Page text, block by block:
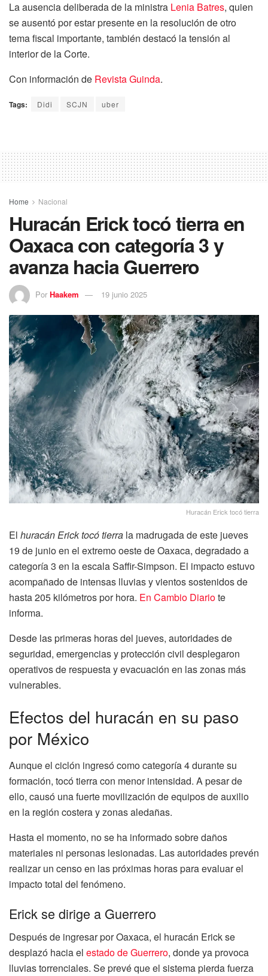
La ausencia deliberada de la ministra Lenia Batres, quien
se ausentó por estar presente en la resolución de otro
tema fiscal importante, también destacó la tensión al
interior de la Corte.
Con información de Revista Guinda.
Tags: Didi SCJN uber
Home Nacional
Huracán Erick tocó tierra en
Oaxaca con categoría 3 y
avanza hacia Guerrero
Por Haakem 19 junio 2025
Huracán Erick tocó tierra
El huracán Erick tocó tierra la madrugada de este jueves
19 de junio en el extremo oeste de Oaxaca, degradado a
categoría 3 en la escala Saffir-Simpson. El impacto estuvo
acompañado de intensas lluvias y vientos sostenidos de
hasta 205 kilómetros por hora. En Cambio Diariote
informa.
Desde las primeras horas del jueves, autoridades de
seguridad, emergencias y protección civil desplegaron
operativos de respuesta y evacuación en las zonas más
vulnerables.
Efectos del huracán en su paso
por México
Aunque el ciclón ingresó como categoría 4 durante su
formación, tocó tierra con menor intensidad. A pesar de
ello, causó una fuerte movilización de equipos de auxilio
en la región costera y zonas aledañas.
Hasta el momento, no se ha informado sobre daños
materiales ni personas lesionadas. Las autoridades prevén
realizar un censo en las próximas horas para evaluar el
impacto total del fenómeno.
Erick se dirige a Guerrero
Después de ingresar por Oaxaca, el huracán Erick se
desplazó hacia el estado de Guerrero, donde ya provoca
lluvias torrenciales. Se prevé que el sistema pierda fuerza